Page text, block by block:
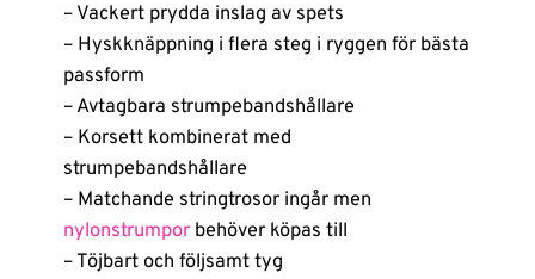
– Vackert prydda inslag av spets
– Hyskknäppning i flera steg i ryggen för bästa
passform
– Avtagbara strumpebandshållare
– Korsett kombinerat med
strumpebandshållare
– Matchande stringtrosor ingår men
nylonstrumporbehöver köpas till
– Töjbart och följsamt tyg